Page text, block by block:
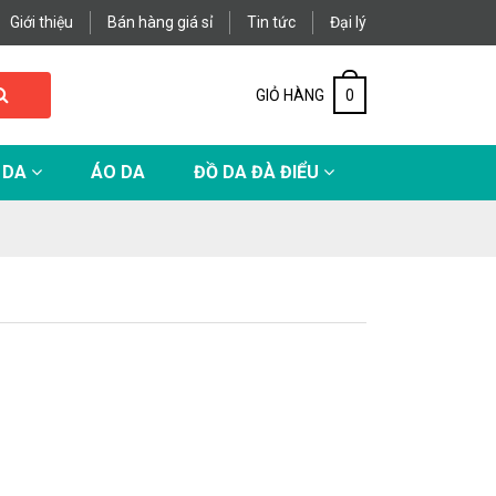
Giới thiệu Bán hàng giá sỉ Tin tức Đại lý
GIỎ HÀNG 0
ÁO DA ĐỒ DA ĐÀ ĐIỂU